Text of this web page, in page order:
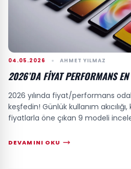
04.05.2026 AHMET YILMAZ
2026’DA FIYAT PERFORMANS
2026 yılında fiyat/performans
keşfedin! Günlük kullanım
fiyatlarla öne çıkan 9 modeli
DEVAMINI OKU